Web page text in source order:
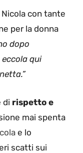
Nicola con tante
per la donna
dopo
qui
di rispetto e
mai spenta
e lo
scatti sui